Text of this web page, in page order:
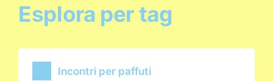
Esplora per tag
Incontri per paffuti